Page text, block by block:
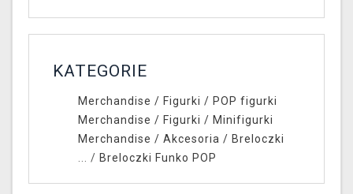
KATEGORIE
Merchandise / Figurki / POP figurki
Merchandise / Figurki / Minifigurki
Merchandise / Akcesoria / Breloczki
... / Breloczki Funko POP